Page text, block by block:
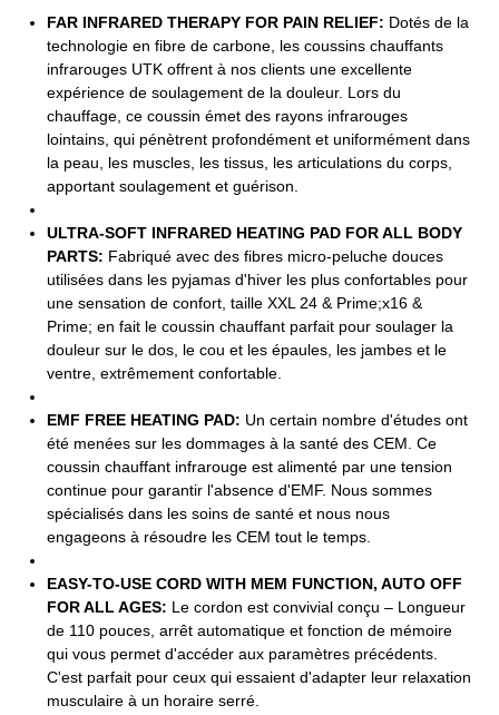
FAR INFRARED THERAPY FOR PAIN RELIEF: Dotés de la
technologie en fibre de carbone, les coussins chauffants
infrarouges UTK offrent à nos clients une excellente
expérience de soulagement de la douleur. Lors du
chauffage, ce coussin émet des rayons infrarouges
lointains, qui pénètrent profondément et uniformément dans
la peau, les muscles, les tissus, les articulations du corps,
apportant soulagement et guérison.
ULTRA-SOFT INFRARED HEATING PAD FOR ALL BODY
PARTS: Fabriqué avec des fibres micro-peluche douces
utilisées dans les pyjamas d'hiver les plus confortables pour
une sensation de confort, taille XXL 24 & Prime;x16 &
Prime; en fait le coussin chauffant parfait pour soulager la
douleur sur le dos, le cou et les épaules, les jambes et le
ventre, extrêmement confortable.
EMF FREE HEATING PAD: Un certain nombre d'études ont
été menées sur les dommages à la santé des CEM. Ce
coussin chauffant infrarouge est alimenté par une tension
continue pour garantir l'absence d'EMF. Nous sommes
spécialisés dans les soins de santé et nous nous
engageons à résoudre les CEM tout le temps.
EASY-TO-USE CORD WITH MEM FUNCTION, AUTO OFF
FOR ALL AGES: Le cordon est convivial conçu – Longueur
de 110 pouces, arrêt automatique et fonction de mémoire
qui vous permet d'accéder aux paramètres précédents.
C'est parfait pour ceux qui essaient d'adapter leur relaxation
musculaire à un horaire serré.